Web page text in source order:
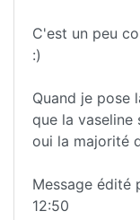
C'est un peu
:)
Quand je pose
que la vaseline
oui la majorité
Message édité
12:50